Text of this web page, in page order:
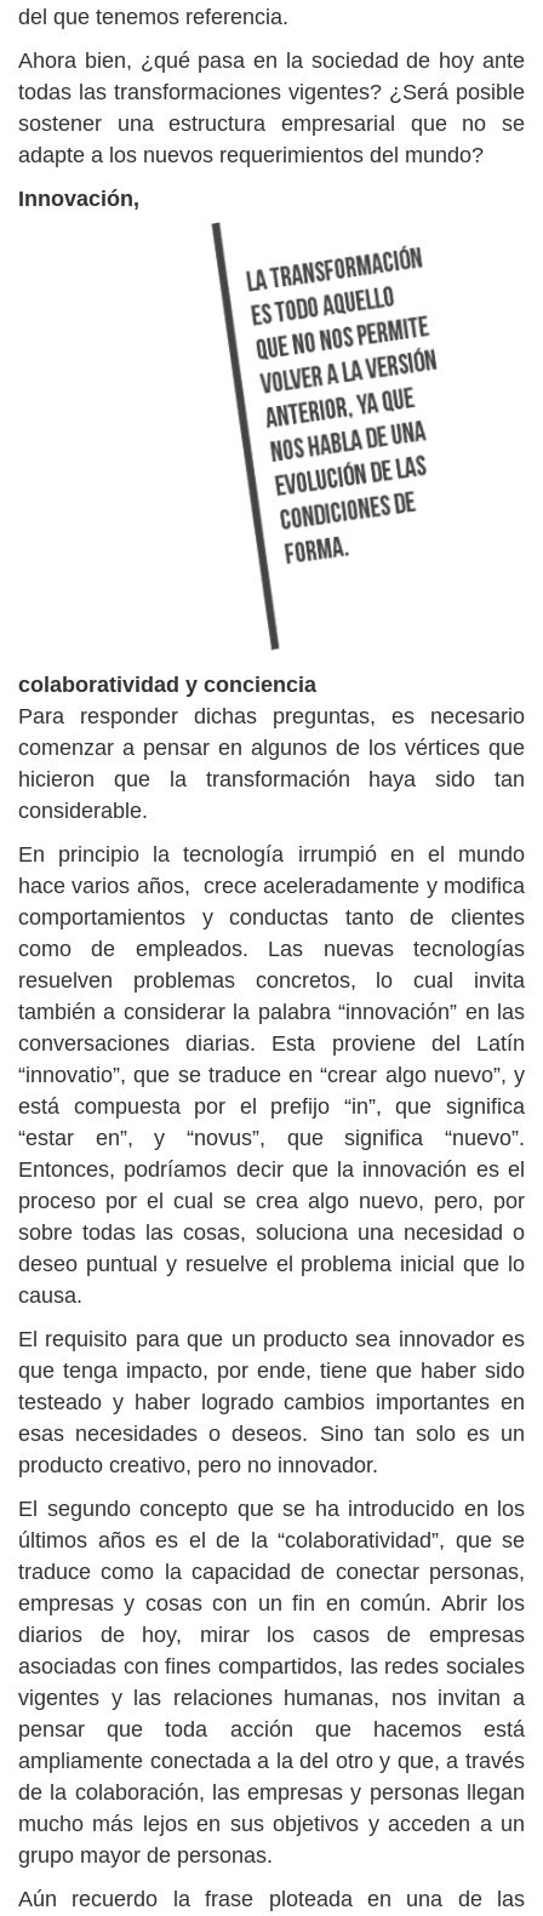
del que tenemos referencia.
Ahora bien, ¿qué pasa en la sociedad de hoy ante
todas las transformaciones vigentes? ¿Será posible
sostener una estructura empresarial que no se
adapte a los nuevos requerimientos del mundo?
Innovación,
colaboratividad y conciencia
Para responder dichas preguntas, es necesario
comenzar a pensar en algunos de los vértices que
hicieron que la transformación haya sido tan
considerable.
En principio la tecnología irrumpió en el mundo
hace varios años, crece aceleradamente y modifica
comportamientos y conductas tanto de clientes
como de empleados. Las nuevas tecnologías
resuelven problemas concretos, lo cual invita
también a considerar la palabra “innovación” en las
conversaciones diarias. Esta proviene del Latín
“innovatio”, que se traduce en “crear algo nuevo”, y
está compuesta por el prefijo “in”, que significa
“estar en”, y “novus”, que significa “nuevo”.
Entonces, podríamos decir que la innovación es el
proceso por el cual se crea algo nuevo, pero, por
sobre todas las cosas, soluciona una necesidad o
deseo puntual y resuelve el problema inicial que lo
causa.
El requisito para que un producto sea innovador es
que tenga impacto, por ende, tiene que haber sido
testeado y haber logrado cambios importantes en
esas necesidades o deseos. Sino tan solo es un
producto creativo, pero no innovador.
El segundo concepto que se ha introducido en los
últimos años es el de la “colaboratividad”, que se
traduce como la capacidad de conectar personas,
empresas y cosas con un fin en común. Abrir los
diarios de hoy, mirar los casos de empresas
asociadas con fines compartidos, las redes sociales
vigentes y las relaciones humanas, nos invitan a
pensar que toda acción que hacemos está
ampliamente conectada a la del otro y que, a través
de la colaboración, las empresas y personas llegan
mucho más lejos en sus objetivos y acceden a un
grupo mayor de personas.
Aún recuerdo la frase ploteada en una de las